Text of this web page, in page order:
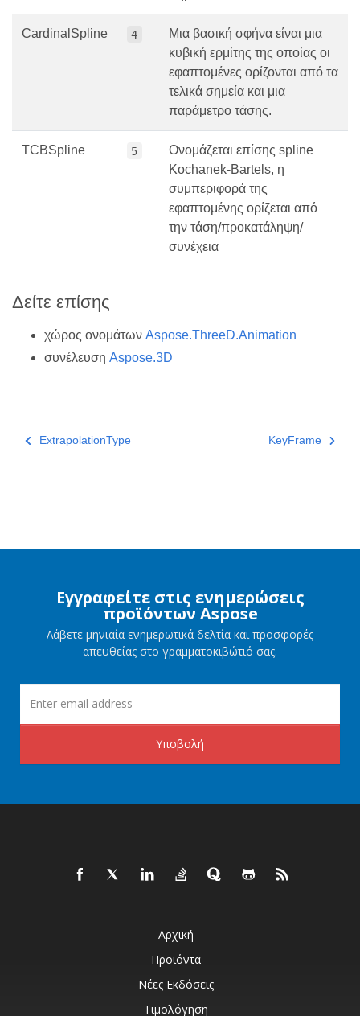
CardinalSpline 4
Μια βασική σφήνα είναι μια
κυβική ερμίτης της οποίας οι
εφαπτομένες ορίζονται από τα
τελικά σημεία και μια
παράμετρο τάσης.
TCBSpline 5
Ονομάζεται επίσης spline
Kochanek-Bartels, η
συμπεριφορά της
εφαπτομένης ορίζεται από
την τάση/προκατάληψη/
συνέχεια
Δείτε επίσης
χώρος ονομάτων Aspose.ThreeD.Animation
συνέλευση Aspose.3D
ExtrapolationType KeyFrame
Εγγραφείτε στις ενημερώσεις
προϊόντων Aspose
Λάβετε μηνιαία ενημερωτικά δελτία και προσφορές
απευθείας στο γραμματοκιβώτιό σας.
Υποβολή
Αρχική
Προϊόντα
Νέες Εκδόσεις
Τιμολόγηση